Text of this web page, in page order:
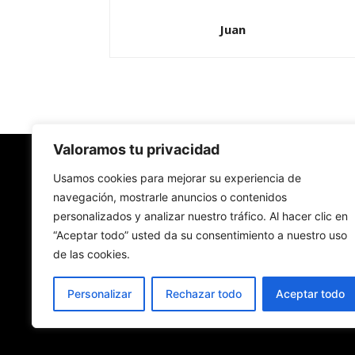
Valoramos tu privacidad
Usamos cookies para mejorar su experiencia de
navegación, mostrarle anuncios o contenidos
personalizados y analizar nuestro tráfico. Al hacer clic en
“Aceptar todo” usted da su consentimiento a nuestro uso
de las cookies.
Personalizar Rechazar todo Aceptar todo
Juan
Redes Cristianas
Una mirada alternativa sobre la Iglesia católica
- Colectivos de Redes Cristianas